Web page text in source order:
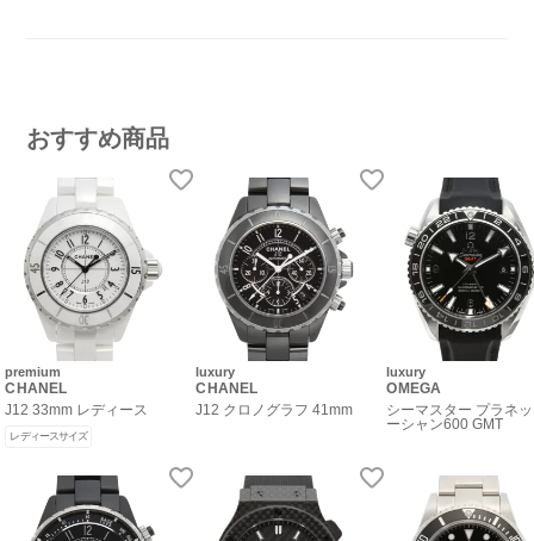
おすすめ商品
premium
CHANEL
J12 33mm レディース
レディースサイズ
luxury
CHANEL
J12 クロノグラフ 41mm
luxury
OMEGA
シーマスター プラネ
ーシャン600 GMT